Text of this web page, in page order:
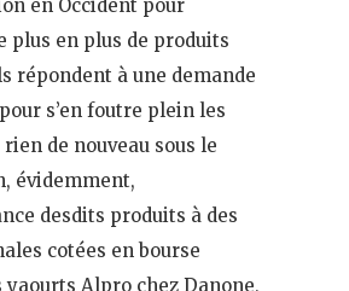
en Occident pour
plus en plus de produits
répondent à une demande
s’en foutre plein les
de nouveau sous le
évidemment,
desdits produits à des
cotées en bourse
yaourts Alpro chez Danone,